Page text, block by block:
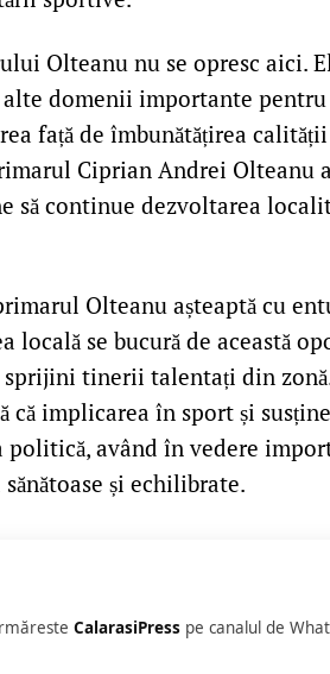
Olteanu nu se opresc aici.
domenii importante
față de îmbunătățirea
Ciprian Andrei Olteanu
să continue dezvoltarea
Olteanu așteaptă cu
se bucură de această
tinerii talentați din
că implicarea în sport și
având în vedere
și echilibrate.
CalarasiPress pe canalul de